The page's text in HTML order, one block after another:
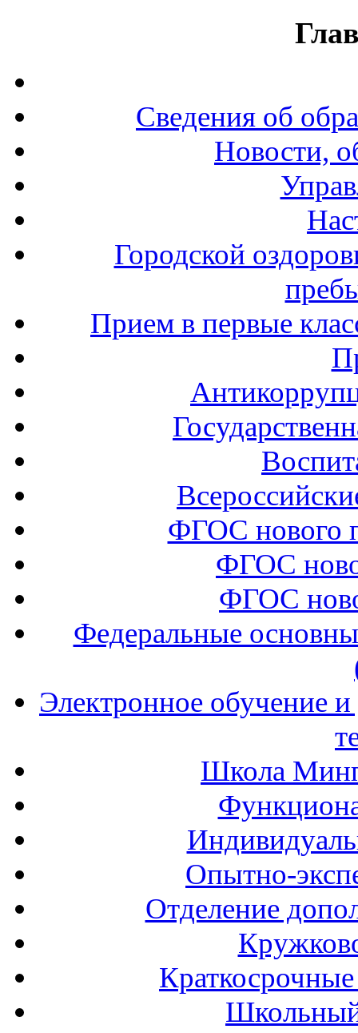
Сведения об
Новости,
Городской
Прием в первые
ФГОС нового
ФГОС
ФГОС
Федеральные
Электронное обучение
Школа
Опытно-
Отделение